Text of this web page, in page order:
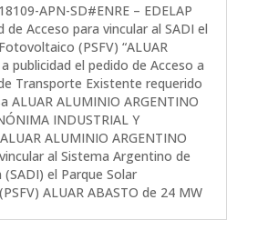
APN-SD#ENRE – EDELAP
de Acceso para vincular al SADI el
(PSFV) “ALUAR
publicidad el pedido de Acceso a
Transporte Existente requerido
ALUAR ALUMINIO ARGENTINO
INDUSTRIAL Y
ALUMINIO ARGENTINO
al Sistema Argentino de
el Parque Solar
ALUAR ABASTO de 24 MW